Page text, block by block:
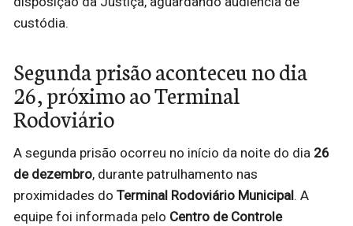
custódia.
Segunda prisão aconteceu no dia
26, próximo ao Terminal
Rodoviário
A segunda prisão ocorreu no início da noite do dia 26
de dezembro, durante patrulhamento nas
proximidades do Terminal Rodoviário Municipal. A
equipe foi informada pelo Centro de Controle